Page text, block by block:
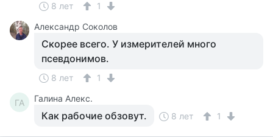
8 лет
1
Александр Соколов
Скорее всего. У измерителей много
псевдонимов.
8 лет 1
ГА Галина Алекс.
Как рабочие обзовут. 8 лет 1